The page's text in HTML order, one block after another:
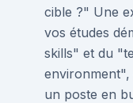
cible ?" Une
vos études
skills" et du
un poste en